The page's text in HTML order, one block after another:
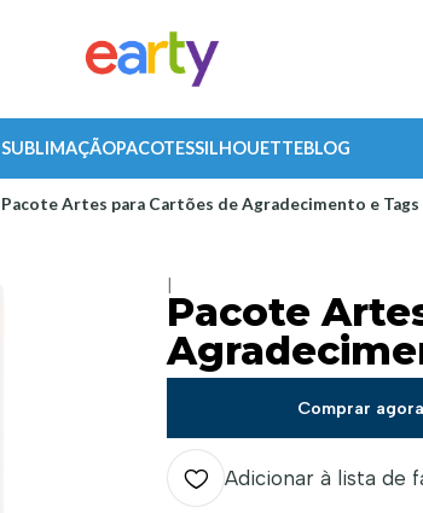
SUBLIMAÇÃOPACOTESSILHOUETTEBLOG
Pacote Artes para Cartões de Agradecimento e Tags
Pacote
Comprar agora
Adicionar à lista de